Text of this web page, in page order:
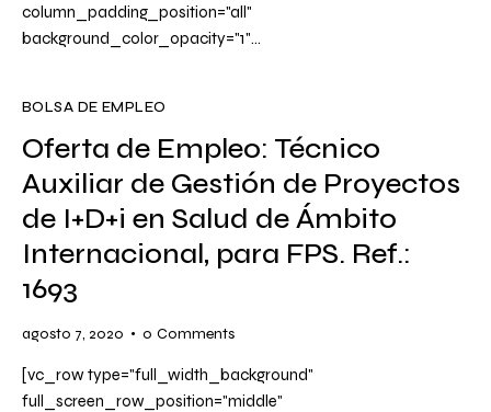
column_padding_position="all"
background_color_opacity="1"…
BOLSA DE EMPLEO
Oferta de Empleo: Técnico
Auxiliar de Gestión de Proyectos
de I+D+i en Salud de Ámbito
Internacional, para FPS. Ref.:
1693
agosto 7, 2020 0 Comments
[vc_row type="full_width_background"
full_screen_row_position="middle"